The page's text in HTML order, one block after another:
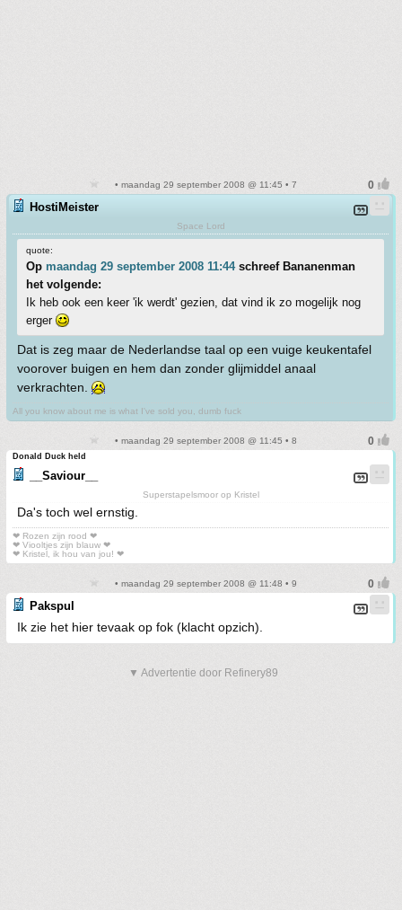
• maandag 29 september 2008 @ 11:45 • 7
HostiMeister
Space Lord
quote:
Op maandag 29 september 2008 11:44schreef Bananenman
het volgende:
Ik heb ook een keer 'ik werdt' gezien, dat vind ik zo mogelijk nog
erger
Dat is zeg maar de Nederlandse taal op een vuige keukentafel
voorover buigen en hem dan zonder glijmiddel anaal
verkrachten.
All you know about me is what I've sold you, dumb fuck
• maandag 29 september 2008 @ 11:45 • 8
Donald Duck held
__Saviour__
Superstapelsmoor op Kristel
Da's toch wel ernstig.
❤ Rozen zijn rood ❤
❤ Viooltjes zijn blauw ❤
❤ Kristel, ik hou van jou! ❤
• maandag 29 september 2008 @ 11:48 • 9
Pakspul
Ik zie het hier tevaak op fok (klacht opzich).
▼ Advertentie door Refinery89